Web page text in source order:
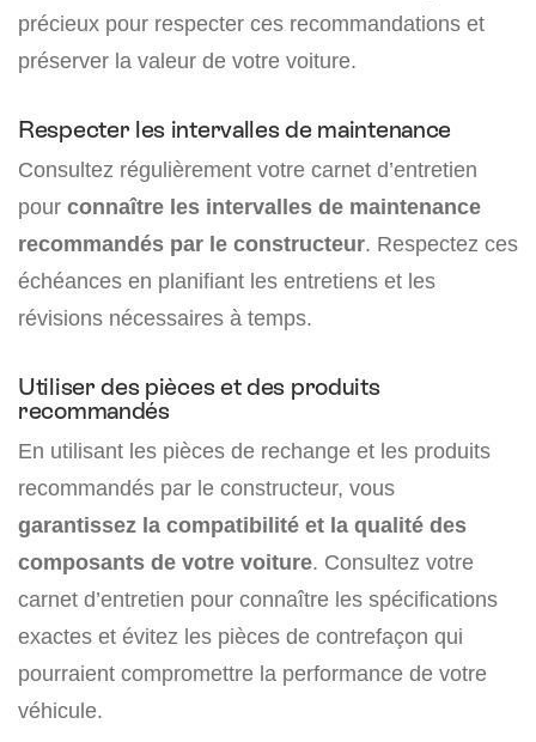
précieux pour respecter ces recommandations et
préserver la valeur de votre voiture.
Respecter les intervalles de maintenance
Consultez régulièrement votre carnet d’entretien
pour connaître les intervalles de maintenance
recommandés par le constructeur. Respectez ces
échéances en planifiant les entretiens et les
révisions nécessaires à temps.
Utiliser des pièces et des produits
recommandés
En utilisant les pièces de rechange et les produits
recommandés par le constructeur, vous
garantissez la compatibilité et la qualité des
composants de votre voiture. Consultez votre
carnet d’entretien pour connaître les spécifications
exactes et évitez les pièces de contrefaçon qui
pourraient compromettre la performance de votre
véhicule.